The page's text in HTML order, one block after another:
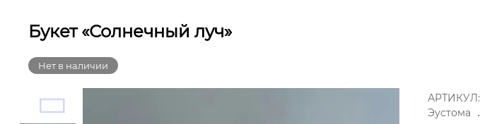
Букет «Солнечный луч»
Нет в наличии
АРТИКУЛ:
Эустома